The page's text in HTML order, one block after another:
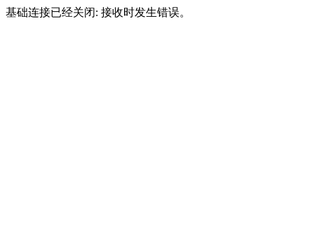
基础连接已经关闭: 接收时发生错误。